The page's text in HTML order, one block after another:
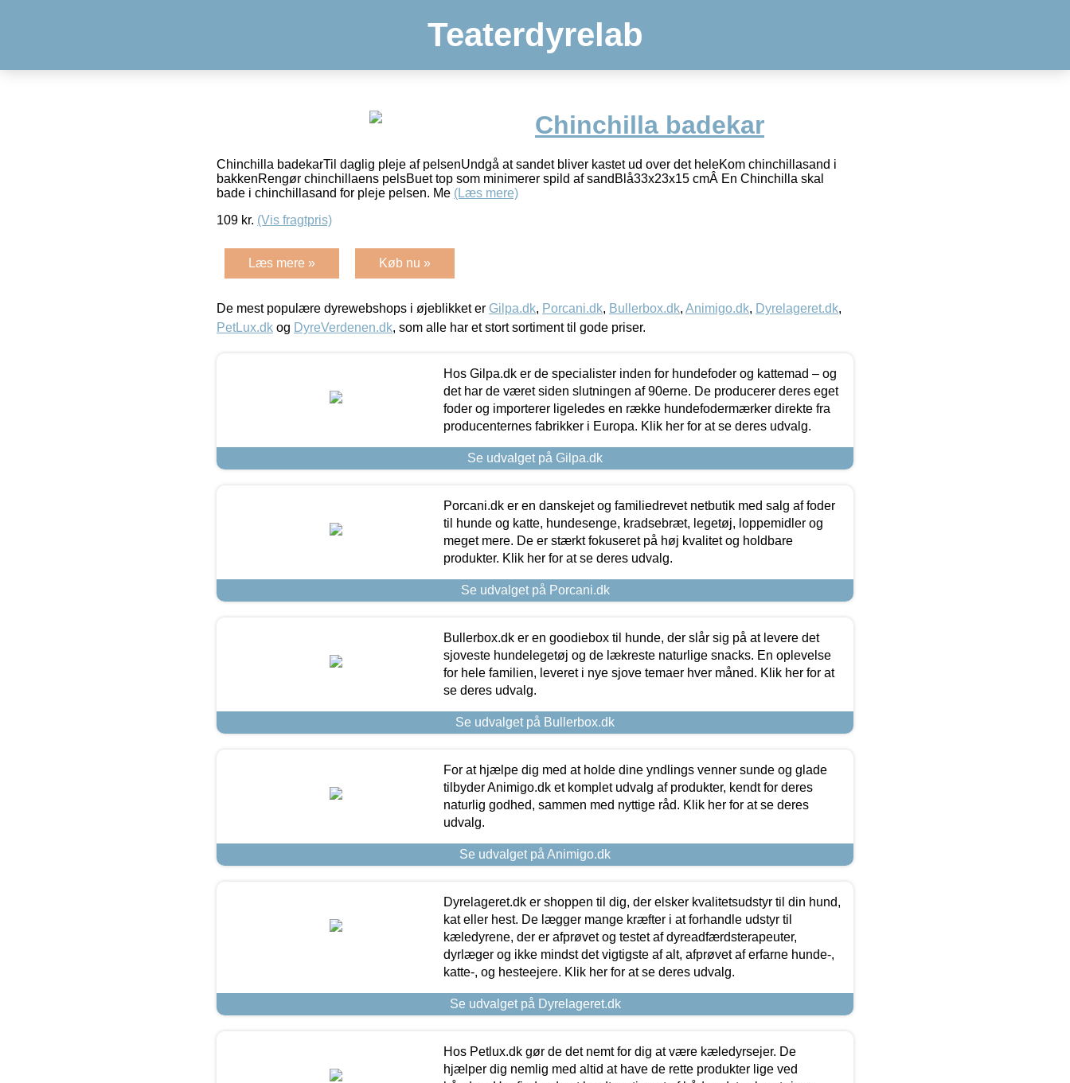
Teaterdyrelab
Chinchilla badekar
Chinchilla badekarTil daglig pleje af pelsenUndgå at sandet bliver kastet ud over det heleKom chinchillasand i
bakkenRengør chinchillaens pelsBuet top som minimerer spild af sandBlå33x23x15 cmÂ En Chinchilla skal
bade i chinchillasand for pleje pelsen. Me (Læs mere)
109 kr. (Vis fragtpris)
Læs mere » Køb nu »
De mest populære dyrewebshops i øjeblikket er Gilpa.dk, Porcani.dk, Bullerbox.dk, Animigo.dk, Dyrelageret.dk,
PetLux.dk og DyreVerdenen.dk, som alle har et stort sortiment til gode priser.
Hos Gilpa.dk er de specialister inden for hundefoder og kattemad – og
det har de været siden slutningen af 90erne. De producerer deres eget
foder og importerer ligeledes en række hundefodermærker direkte fra
producenternes fabrikker i Europa. Klik her for at se deres udvalg.
Se udvalget på Gilpa.dk
Porcani.dk er en danskejet og familiedrevet netbutik med salg af foder
til hunde og katte, hundesenge, kradsebræt, legetøj, loppemidler og
meget mere. De er stærkt fokuseret på høj kvalitet og holdbare
produkter. Klik her for at se deres udvalg.
Se udvalget på Porcani.dk
Bullerbox.dk er en goodiebox til hunde, der slår sig på at levere det
sjoveste hundelegetøj og de lækreste naturlige snacks. En oplevelse
for hele familien, leveret i nye sjove temaer hver måned. Klik her for at
se deres udvalg.
Se udvalget på Bullerbox.dk
For at hjælpe dig med at holde dine yndlings venner sunde og glade
tilbyder Animigo.dk et komplet udvalg af produkter, kendt for deres
naturlig godhed, sammen med nyttige råd. Klik her for at se deres
udvalg.
Se udvalget på Animigo.dk
Dyrelageret.dk er shoppen til dig, der elsker kvalitetsudstyr til din hund,
kat eller hest. De lægger mange kræfter i at forhandle udstyr til
kæledyrene, der er afprøvet og testet af dyreadfærdsterapeuter,
dyrlæger og ikke mindst det vigtigste af alt, afprøvet af erfarne hunde-,
katte-, og hesteejere. Klik her for at se deres udvalg.
Se udvalget på Dyrelageret.dk
Hos Petlux.dk gør de det nemt for dig at være kæledyrsejer. De
hjælper dig nemlig med altid at have de rette produkter lige ved